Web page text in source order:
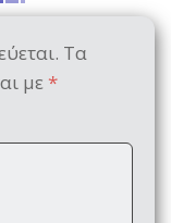
Τα
με *